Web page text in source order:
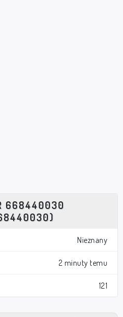
668440030
Nieznany
2 minuty temu
121